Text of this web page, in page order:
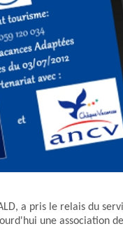
a pris le relais du
une association